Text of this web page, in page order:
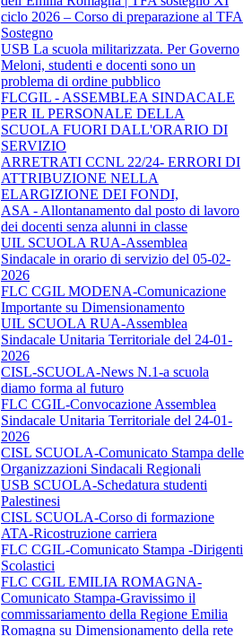
ciclo 2026 – Corso di preparazione al TFA
Sostegno
USB La scuola militarizzata. Per Governo
Meloni, studenti e docenti sono un
problema di ordine pubblico
FLCGIL - ASSEMBLEA SINDACALE
PER IL PERSONALE DELLA
SCUOLA FUORI DALL'ORARIO DI
SERVIZIO
ARRETRATI CCNL 22/24- ERRORI DI
ATTRIBUZIONE NELLA
ELARGIZIONE DEI FONDI,
ASA - Allontanamento dal posto di lavoro
dei docenti senza alunni in classe
UIL SCUOLA RUA-Assemblea
Sindacale in orario di servizio del 05-02-
2026
FLC CGIL MODENA-Comunicazione
Importante su Dimensionamento
UIL SCUOLA RUA-Assemblea
Sindacale Unitaria Territoriale del 24-01-
2026
CISL-SCUOLA-News N.1-a scuola
diamo forma al futuro
FLC CGIL-Convocazione Assemblea
Sindacale Unitaria Territoriale del 24-01-
2026
CISL SCUOLA-Comunicato Stampa delle
Organizzazioni Sindacali Regionali
USB SCUOLA-Schedatura studenti
Palestinesi
CISL SCUOLA-Corso di formazione
ATA-Ricostruzione carriera
FLC CGIL-Comunicato Stampa -Dirigenti
Scolastici
FLC CGIL EMILIA ROMAGNA-
Comunicato Stampa-Gravissimo il
commissariamento della Regione Emilia
Romagna su Dimensionamento della rete